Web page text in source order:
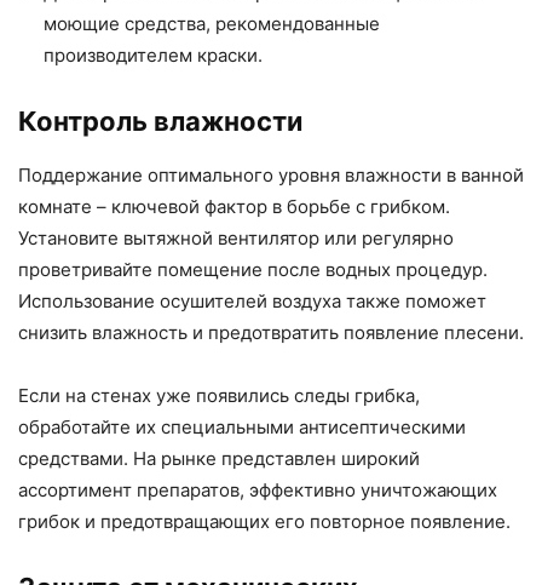
моющие средства, рекомендованные
производителем краски.
Контроль влажности
Поддержание оптимального уровня влажности в ванной
комнате – ключевой фактор в борьбе с грибком.
Установите вытяжной вентилятор или регулярно
проветривайте помещение после водных процедур.
Использование осушителей воздуха также поможет
снизить влажность и предотвратить появление плесени.
Если на стенах уже появились следы грибка,
обработайте их специальными антисептическими
средствами. На рынке представлен широкий
ассортимент препаратов, эффективно уничтожающих
грибок и предотвращающих его повторное появление.